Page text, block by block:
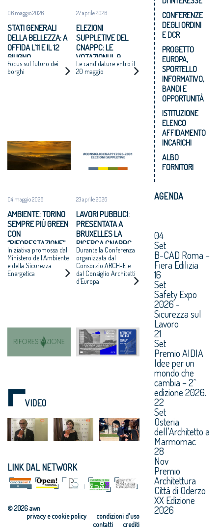
06 maggio 2026
STATI GENERALI
DELLA BELLEZZA: A
OFFIDA L’11 E IL 12
GIUGNO
Focus sul futuro dei
borghi
04 maggio 2026
AMBIENTE: TORINO
SEMPRE PIÙ GREEN
CON
“RIFORESTAZIONE”
Iniziativa promossa dal
Ministero dell'Ambiente
e della Sicurezza
Energetica
27 aprile 2026
ELEZIONI
SUPPLETIVE DEL
CNAPPC: LE
VOTAZIONI IL 9
GIUGNO 2026
Le candidature entro il
20 maggio
23 aprile 2026
LAVORI PUBBLICI:
PRESENTATA A
BRUXELLES LA
RICERCA CNAPPC
“DOPO IL
PROGETTO”
Durante la Conferenza
organizzata dal
Consorzio ARCH-E e
dal Consiglio Architetti
d’Europa
VIDEO
LINK DAL NETWORK
© 2026 awn
condizioni d'uso
privacy e cookie policy
crediti
contatti
CONFERENZE
DEGLI ORDINI
E DCR
PROGETTO
EUROPA,
SPORTELLO
INFORMATIVO,
BANDI E
OPPORTUNITÀ
ISTITUZIONE
ELENCO
AFFIDAMENTO
INCARICHI
ALBO
FORNITORI
AGENDA
04
Set
B-CAD Roma –
Fiera Edilizia
16
Set
Safety Expo
2026 -
Sicurezza sul
Lavoro
21
Set
Premio AIDIA
Idee per un
mondo che
cambia – 2^
edizione 2026.
22
Set
Osteria
dell'Architetto a
Marmomac
28
Nov
Premio
Architettura
Città di Oderzo
XX Edizione
2026